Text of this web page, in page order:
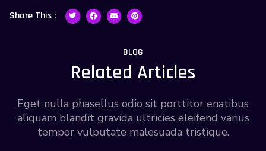
Share This :
BLOG
Related Articles
Eget nulla phasellus odio sit porttitor enatibus
aliquam blandit gravida ultricies eleifend varius
tempor vulputate malesuada tristique.